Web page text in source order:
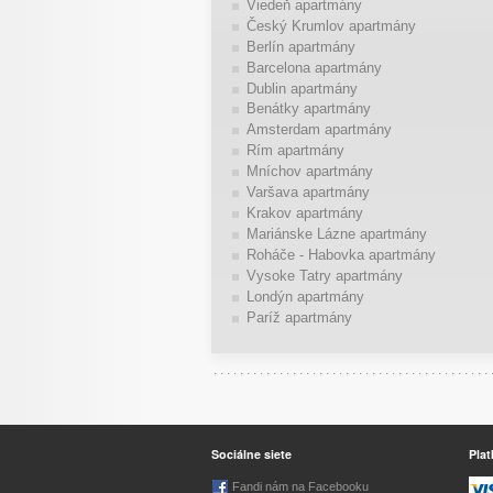
Viedeň apartmány
Český Krumlov apartmány
Berlín apartmány
Barcelona apartmány
Dublin apartmány
Benátky apartmány
Amsterdam apartmány
Rím apartmány
Mníchov apartmány
Varšava apartmány
Krakov apartmány
Mariánske Lázne apartmány
Roháče - Habovka apartmány
Vysoke Tatry apartmány
Londýn apartmány
Paríž apartmány
Sociálne siete
Fandi nám na Facebooku